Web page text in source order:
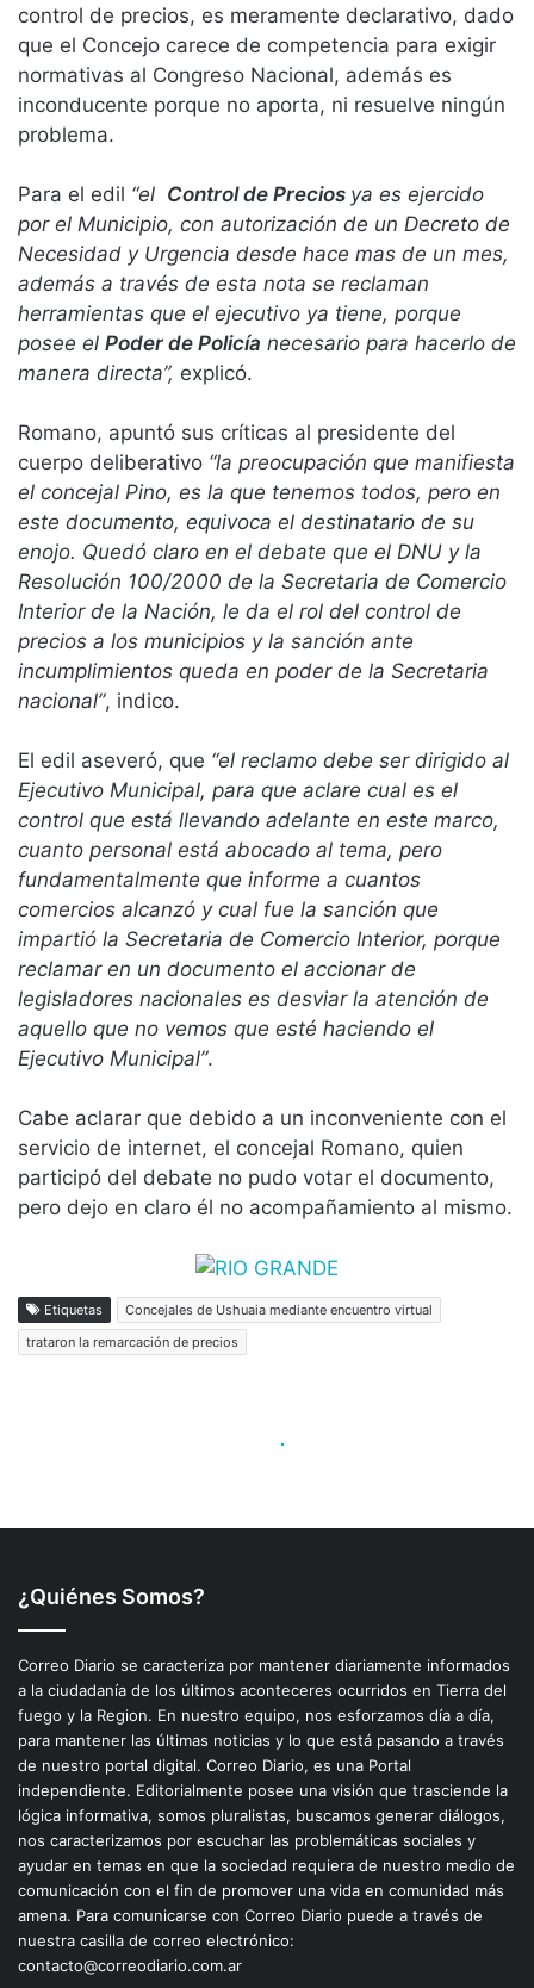
¿Quiénes Somos?
Correo Diario se caracteriza por mantener diariamente informados
a la ciudadanía de los últimos aconteceres ocurridos en Tierra del
fuego y la Region. En nuestro equipo, nos esforzamos día a día,
para mantener las últimas noticias y lo que está pasando a través
de nuestro portal digital. Correo Diario, es una Portal
independiente. Editorialmente posee una visión que trasciende la
lógica informativa, somos pluralistas, buscamos generar diálogos,
nos caracterizamos por escuchar las problemáticas sociales y
ayudar en temas en que la sociedad requiera de nuestro medio de
comunicación con el fin de promover una vida en comunidad más
amena. Para comunicarse con Correo Diario puede a través de
nuestra casilla de correo electrónico:
contacto@correodiario.com.ar